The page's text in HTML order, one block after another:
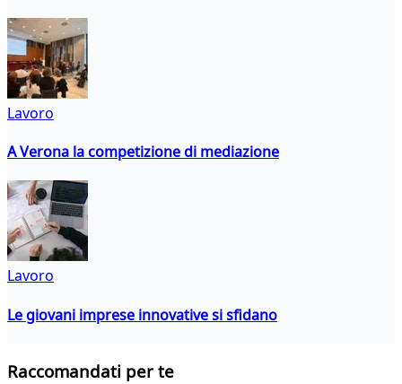
Lavoro
A Verona la competizione di mediazione
Lavoro
Le giovani imprese innovative si sfidano
Raccomandati per te